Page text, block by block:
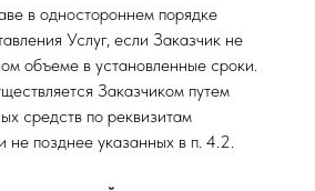
в одностороннем порядке
Услуг, если Заказчик не
объеме в установленные сроки.
Заказчиком путем
средств по реквизитам
не позднее указанных в п. 4.2.